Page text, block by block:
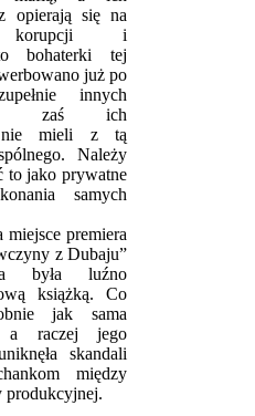
opierają się na
korupcji i
bohaterki tej
już po
innych
zaś ich
nie mieli z tą
Należy
to jako prywatne
samych
miejsce premiera
z Dubaju”
była luźno
książką. Co
jak sama
a raczej jego
skandali
między
produkcyjnej.